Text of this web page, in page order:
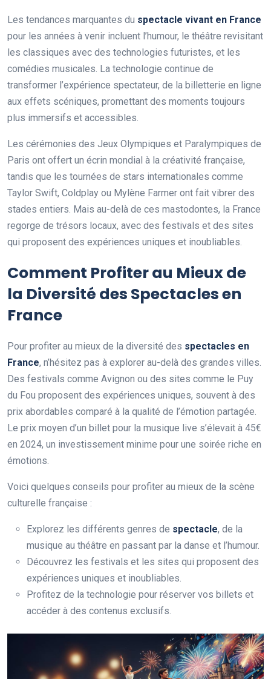
Les tendances marquantes du spectacle vivant en France
pour les années à venir incluent l’humour, le théâtre revisitant
les classiques avec des technologies futuristes, et les
comédies musicales. La technologie continue de
transformer l’expérience spectateur, de la billetterie en ligne
aux effets scéniques, promettant des moments toujours
plus immersifs et accessibles.
Les cérémonies des Jeux Olympiques et Paralympiques de
Paris ont offert un écrin mondial à la créativité française,
tandis que les tournées de stars internationales comme
Taylor Swift, Coldplay ou Mylène Farmer ont fait vibrer des
stades entiers. Mais au-delà de ces mastodontes, la France
regorge de trésors locaux, avec des festivals et des sites
qui proposent des expériences uniques et inoubliables.
Comment Profiter au Mieux de
la Diversité des Spectacles en
France
Pour profiter au mieux de la diversité des spectacles en
France, n’hésitez pas à explorer au-delà des grandes villes.
Des festivals comme Avignon ou des sites comme le Puy
du Fou proposent des expériences uniques, souvent à des
prix abordables comparé à la qualité de l’émotion partagée.
Le prix moyen d’un billet pour la musique live s’élevait à 45€
en 2024, un investissement minime pour une soirée riche en
émotions.
Voici quelques conseils pour profiter au mieux de la scène
culturelle française :
Explorez les différents genres de spectacle, de la
musique au théâtre en passant par la danse et l’humour.
Découvrez les festivals et les sites qui proposent des
expériences uniques et inoubliables.
Profitez de la technologie pour réserver vos billets et
accéder à des contenus exclusifs.